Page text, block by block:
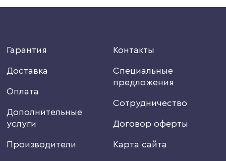
Гарантия
Доставка
Оплата
Дополнительные
услуги
Производители
Контакты
Специальные
предложения
Сотрудничество
Договор оферты
Карта сайта